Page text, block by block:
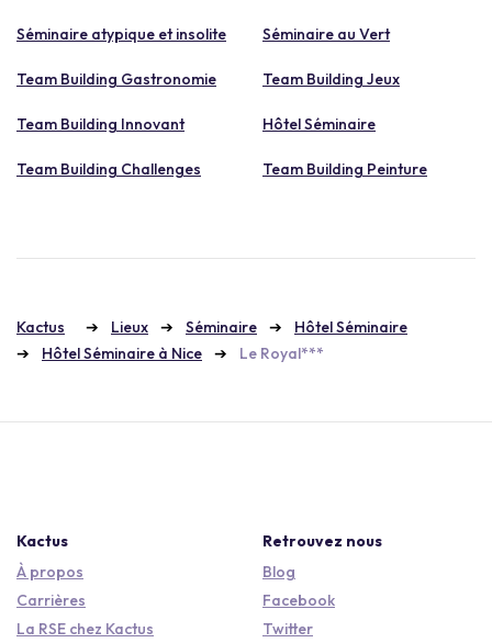
Séminaire atypique et insolite Séminaire au Vert
Team Building Gastronomie Team Building Jeux
Team Building Innovant Hôtel Séminaire
Team Building Challenges Team Building Peinture
Kactus Lieux Séminaire
Hôtel Séminaire
Hôtel Séminaire à Nice
Le Royal***
Kactus
À propos
Carrières
La RSE chez Kactus
Retrouvez nous
Blog
Facebook
Twitter